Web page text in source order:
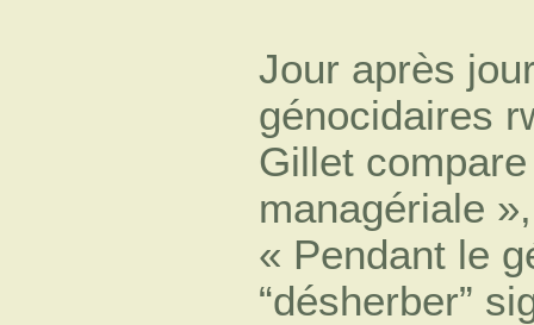
Jour après
génocidaires
Gillet
managériale
« Pendant le
“désherber”